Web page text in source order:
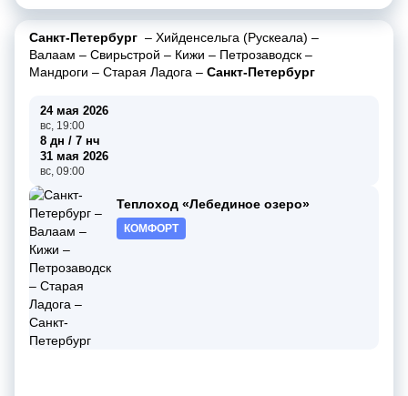
Санкт-Петербург – Хийденсельга (Рускеала) –
Валаам – Свирьстрой – Кижи – Петрозаводск –
Мандроги – Старая Ладога – Санкт-Петербург
24 мая 2026
вс, 19:00
8 дн / 7 нч
31 мая 2026
вс, 09:00
Теплоход «Лебединое озеро»
КОМФОРТ